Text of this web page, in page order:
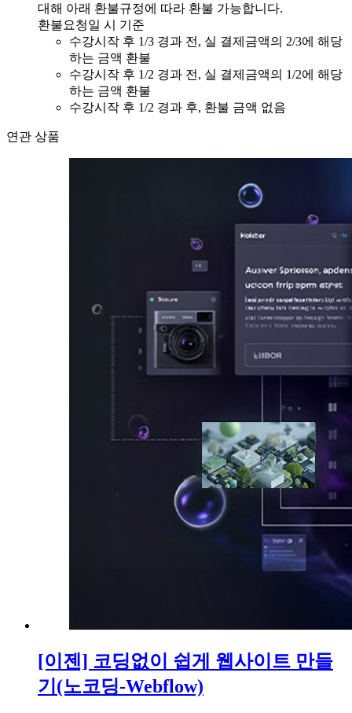
대해 아래 환불규정에 따라 환불 가능합니다.
환불요청일 시 기준
수강시작 후 1/3 경과 전, 실 결제금액의 2/3에 해당
하는 금액 환불
수강시작 후 1/2 경과 전, 실 결제금액의 1/2에 해당
하는 금액 환불
수강시작 후 1/2 경과 후, 환불 금액 없음
연관 상품
[이젠] 코딩없이 쉽게 웹사이트 만들
기(노코딩-Webflow)